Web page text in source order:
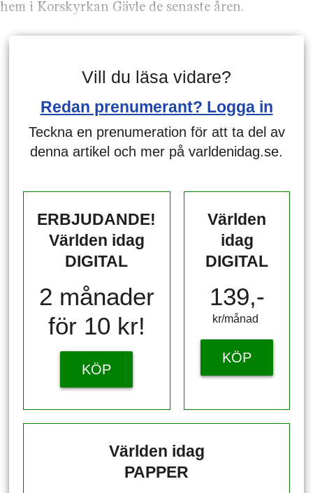
hem i Korskyrkan Gävle de senaste åren.
Vill du läsa vidare?
Redan prenumerant? Logga in
Teckna en prenumeration för att ta del av
denna artikel och mer på varldenidag.se.
ERBJUDANDE!
Världen idag
DIGITAL
2 månader
för 10 kr!
KÖP
Världen
idag
DIGITAL
139,-
kr/månad ​​​​​​
KÖP
Världen idag
PAPPER